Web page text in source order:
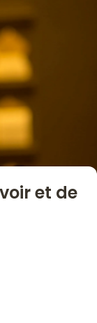
et de